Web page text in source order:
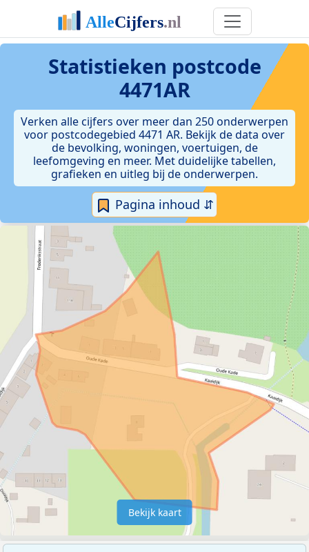
Statistieken postcode
4471AR
Verken alle cijfers over meer dan 250 onderwerpen
voor postcodegebied 4471 AR. Bekijk de data over
de bevolking, woningen, voertuigen, de
leefomgeving en meer. Met duidelijke tabellen,
grafieken en uitleg bij de onderwerpen.
Pagina inhoud ⇵
Bekijk kaart